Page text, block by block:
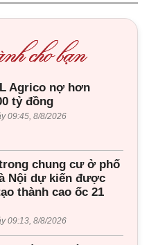
Agrico nợ hơn
tỷ đồng
09:45, 8/8/2026
chung cư ở phố
Nội dự kiến được
thành cao ốc 21
09:13, 8/8/2026